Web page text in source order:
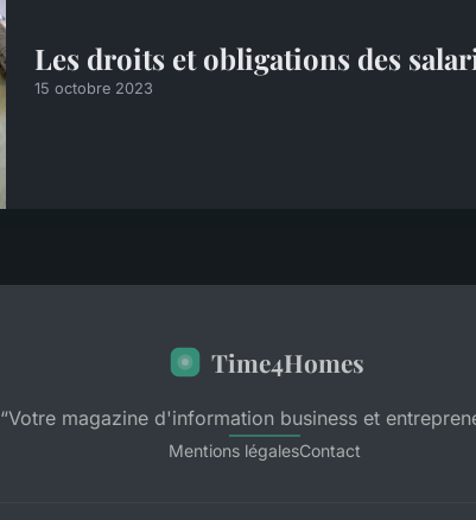
Les droits et obligations des
15 octobre 2023
Time4Homes
“Votre magazine d'information business et
Mentions légalesContact